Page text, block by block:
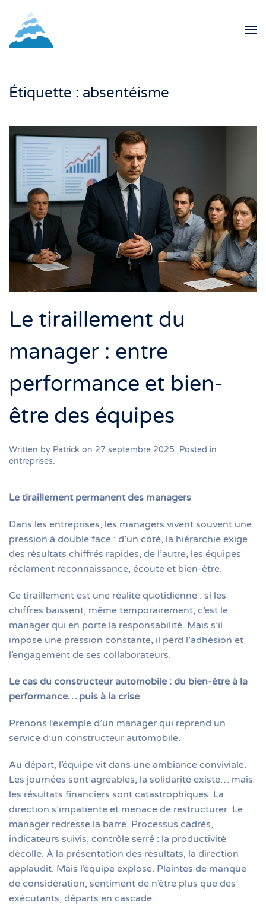
Skip to main content
Étiquette : absentéisme
Le tiraillement du
manager : entre
performance et bien-
être des équipes
Written by Patrick on 27 septembre 2025. Posted in
entreprises.
Le tiraillement permanent des managers
Dans les entreprises, les managers vivent souvent une
pression à double face : d’un côté, la hiérarchie exige
des résultats chiffrés rapides, de l’autre, les équipes
réclament reconnaissance, écoute et bien-être.
Ce tiraillement est une réalité quotidienne : si les
chiffres baissent, même temporairement, c’est le
manager qui en porte la responsabilité. Mais s’il
impose une pression constante, il perd l’adhésion et
l’engagement de ses collaborateurs.
Le cas du constructeur automobile : du bien-être à la
performance… puis à la crise
Prenons l’exemple d’un manager qui reprend un
service d’un constructeur automobile.
Au départ, l’équipe vit dans une ambiance conviviale.
Les journées sont agréables, la solidarité existe… mais
les résultats financiers sont catastrophiques. La
direction s’impatiente et menace de restructurer. Le
manager redresse la barre. Processus cadrés,
indicateurs suivis, contrôle serré : la productivité
décolle. À la présentation des résultats, la direction
applaudit. Mais l’équipe explose. Plaintes de manque
de considération, sentiment de n’être plus que des
exécutants, départs en cascade.